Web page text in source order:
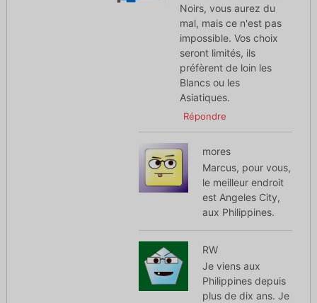
Noirs, vous aurez du
mal, mais ce n'est pas
impossible. Vos choix
seront limités, ils
préfèrent de loin les
Blancs ou les
Asiatiques.
Répondre
mores
Marcus, pour vous,
le meilleur endroit
est Angeles City,
aux Philippines.
RW
Je viens aux
Philippines depuis
plus de dix ans. Je